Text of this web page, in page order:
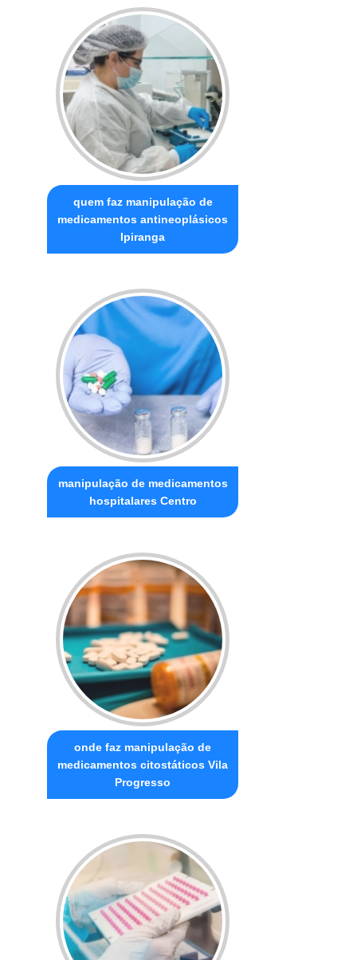
quem faz manipulação de
medicamentos antineoplásicos
Ipiranga
manipulação de medicamentos
hospitalares Centro
onde faz manipulação de
medicamentos citostáticos Vila
Progresso